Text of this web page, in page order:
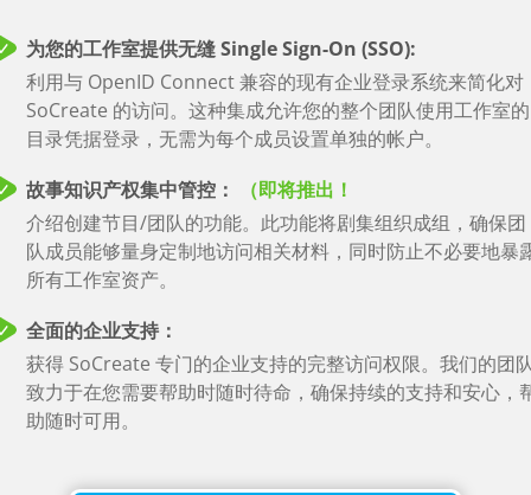
为您的工作室提供无缝 Single Sign-On (SSO):
利用与 OpenID Connect 兼容的现有企业登录系统来简化对
SoCreate 的访问。这种集成允许您的整个团队使用工作室的
目录凭据登录，无需为每个成员设置单独的帐户。
故事知识产权集中管控：
（即将推出！
介绍创建节目/团队的功能。此功能将剧集组织成组，确保团
队成员能够量身定制地访问相关材料，同时防止不必要地暴
所有工作室资产。
全面的企业支持：
获得 SoCreate 专门的企业支持的完整访问权限。我们的团
致力于在您需要帮助时随时待命，确保持续的支持和安心，
助随时可用。
观看此功能
故事统计：
故事统计信息，用于跟踪屏幕时间和对话，动作和故事结构
观看此功能
项目选项：
探索短片、电视节目和电影的各种写作格式。
实时协作：
实时协作处理您的故事：即时实时查看彼此的添加和编辑。
请任意数量的协作者。